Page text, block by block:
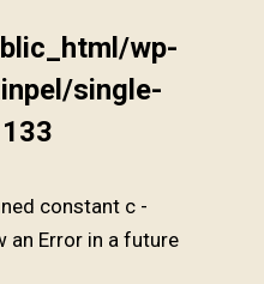
wp-
single-
133
constant c -
an Error in a future